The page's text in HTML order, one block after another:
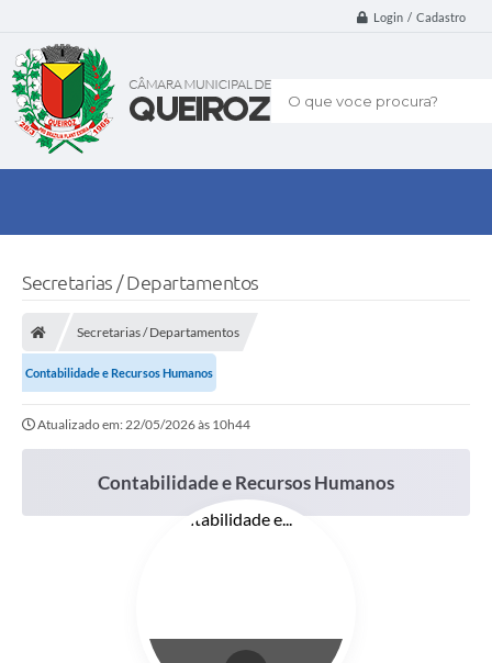
Login / Cadastro
O que voce procura?
Secretarias / Departamentos
Secretarias / Departamentos
Contabilidade e Recursos Humanos
Atualizado em: 22/05/2026 às 10h44
Contabilidade e Recursos Humanos